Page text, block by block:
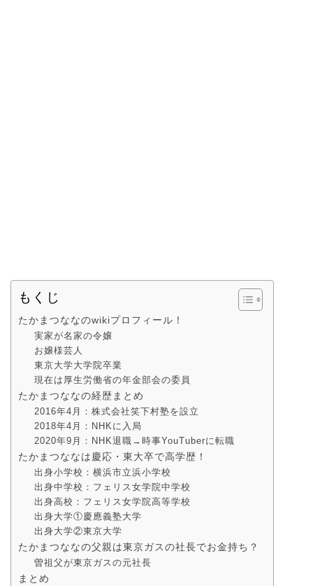
もくじ
たかまつななのwikiプロフィール！
実家が名家の令嬢
お嬢様芸人
東京大学大学院卒業
現在は厚生労働省の年金部会の委員
たかまつななの経歴まとめ
2016年4月：株式会社笑下村塾を設立
2018年4月：NHKに入局
2020年9月：NHK退職→時事YouTuberに転職
たかまつななは慶応・東大卒で高学歴！
出身小学校：横浜市立浜小学校
出身中学校：フェリス女学院中学校
出身高校：フェリス女学院高等学校
出身大学①慶應義塾大学
出身大学②東京大学
たかまつななの父親は東京ガスの社長でお金持ち？
曽祖父が東京ガスの元社長
まとめ